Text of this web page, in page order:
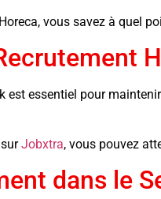
vous savez à quel
est essentiel pour
Jobxtra, vous pouvez
dans le